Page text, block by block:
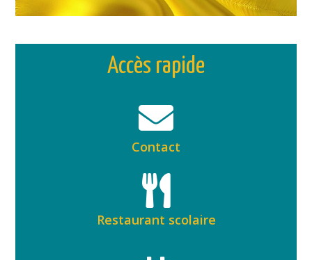
Accès rapide
Contact
Restaurant scolaire